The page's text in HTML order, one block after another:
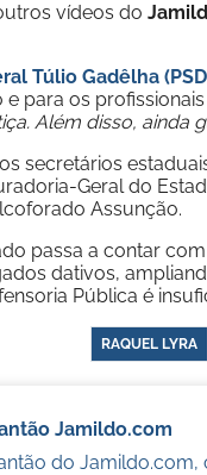
vídeos do
Túlio Gadêlha
para os profissionais
Além disso, ainda
secretários
Geral do
Assunção.
passa a contar
dativos,
Pública é
RAQUEL LYRA
Jamildo.com
do Jamildo.com,